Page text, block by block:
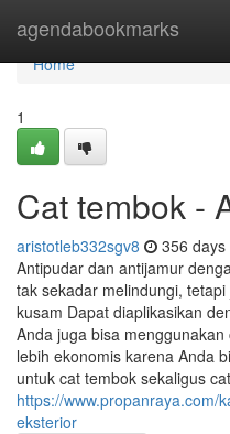
agendabookmarks
Home
Home
1
Cat tembok -
aristotleb332sgv8 356 days
Antipudar dan antijamur
tak sekadar melindungi,
kusam Dapat diaplikasikan
Anda juga bisa
lebih ekonomis karena Anda
untuk cat tembok sekaligus
https://www.propanraya.com/
eksterior